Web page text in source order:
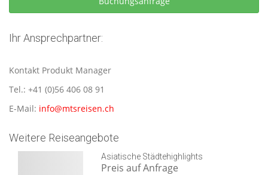
Ihr Ansprechpartner:
Kontakt Produkt Manager
Tel.: +41 (0)56 406 08 91
E-Mail: info@mtsreisen.ch
Weitere Reiseangebote
Asiatische Städtehighlights
Preis auf Anfrage